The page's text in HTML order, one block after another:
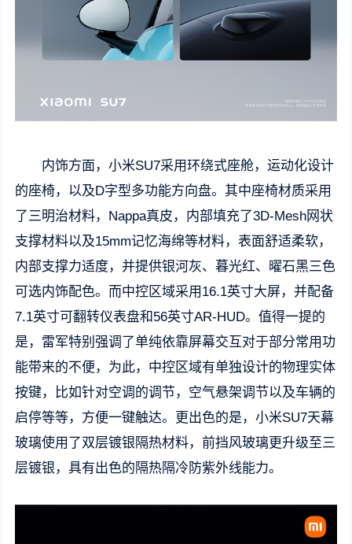
内饰方面，小米SU7采用环绕式座舱，运动化设计
的座椅，以及D字型多功能方向盘。其中座椅材质采用
了三明治材料，Nappa真皮，内部填充了3D-Mesh网状
支撑材料以及15mm记忆海绵等材料，表面舒适柔软，
内部支撑力适度，并提供银河灰、暮光红、曜石黑三色
可选内饰配色。而中控区域采用16.1英寸大屏，并配备
7.1英寸可翻转仪表盘和56英寸AR-HUD。值得一提的
是，雷军特别强调了单纯依靠屏幕交互对于部分常用功
能带来的不便，为此，中控区域有单独设计的物理实体
按键，比如针对空调的调节，空气悬架调节以及车辆的
启停等等，方便一键触达。更出色的是，小米SU7天幕
玻璃使用了双层镀银隔热材料，前挡风玻璃更升级至三
层镀银，具有出色的隔热隔冷防紫外线能力。